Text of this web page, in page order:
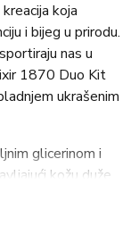
koja
i bijeg u prirodu.
nas u
1870 Duo Kit
ukrašenim
glicerinom i
kožu duže
maslacem i